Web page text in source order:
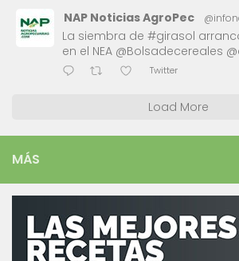
NAP Noticias AgroPec
La siembra de #girasol
en el NEA @Bolsadecereales
Twitter
Load More
MÁS